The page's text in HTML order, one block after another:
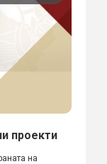
проекти
на